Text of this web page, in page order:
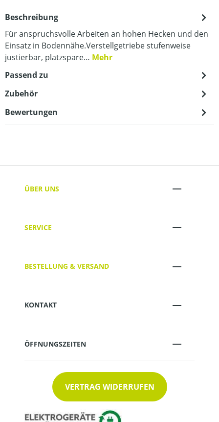
Beschreibung
Für anspruchsvolle Arbeiten an hohen Hecken und den
Einsatz in Bodennähe.Verstellgetriebe stufenweise
justierbar, platzspare… Mehr
Passend zu
Zubehör
Bewertungen
ÜBER UNS
SERVICE
BESTELLUNG & VERSAND
KONTAKT
ÖFFNUNGSZEITEN
VERTRAG WIDERRUFEN